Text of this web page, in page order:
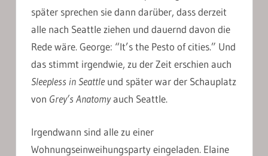
später sprechen sie dann darüber, dass derzeit
alle nach Seattle ziehen und dauernd davon die
Rede wäre. George: “It’s the Pesto of cities.” Und
das stimmt irgendwie, zu der Zeit erschien auch
Sleepless in Seattleund später war der Schauplatz
von Grey’s Anatomyauch Seattle.
lrgendwann sind alle zu einer
Wohnungseinweihungsparty eingeladen. Elaine